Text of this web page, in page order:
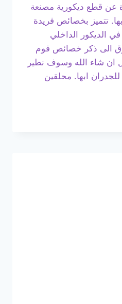
قطع ديكورية مصنعة
تتميز بخصائص فريدة
في الديكور الداخلي
الى ذكر خصائص فوم
ان شاء الله وسوف نطير
ابها. محلقين